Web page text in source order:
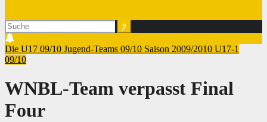
Die U17 09/10 Jugend-Teams 09/10 Saison 2009/2010 U17-1
09/10
WNBL-Team verpasst Final
Four